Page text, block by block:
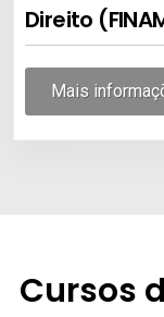
Direito
Mais
Cursos